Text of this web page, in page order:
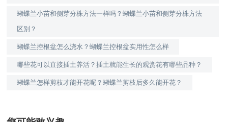
蝴蝶兰小苗和侧芽分株方法一样吗？蝴蝶兰小苗和侧芽分株方法
区别？
蝴蝶兰控根盆怎么浇水？蝴蝶兰控根盆实用性怎么样
哪些花可以直接插土养活？插土就能生长的观赏花有哪些品种？
蝴蝶兰怎样剪枝才能开花呢？蝴蝶兰剪枝后多久能开花？